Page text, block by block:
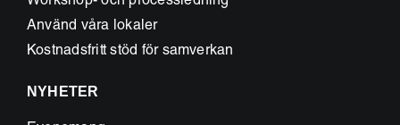
Använd våra lokaler
Kostnadsfritt stöd för samverkan
NYHETER